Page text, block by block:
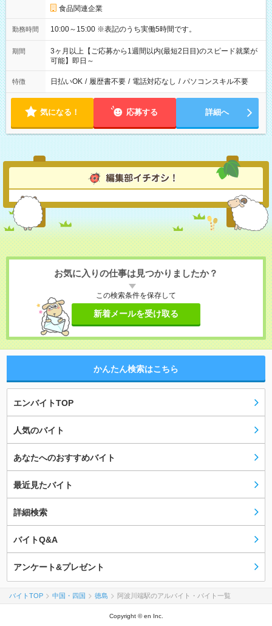
食品関連企業
勤務時間 10:00～15:00 ※表記のうち実働5時間です。
期間
3ヶ月以上【ご応募から1週間以内(最短2日目)のスピード就業が
可能】即日～
特徴 日払いOK / 履歴書不要 / 電話対応なし / パソコンスキル不要
気になる！ 応募する 詳細へ
お気に入りの仕事は見つかりましたか？
この検索条件を保存して
新着メールを受け取る
かんたん検索はこちら
エンバイトTOP
人気のバイト
あなたへのおすすめバイト
最近見たバイト
詳細検索
バイトQ&A
アンケート&プレゼント
バイトTOP 中国・四国 徳島 阿波川端駅のアルバイト・バイト一覧
Copyright © en Inc.